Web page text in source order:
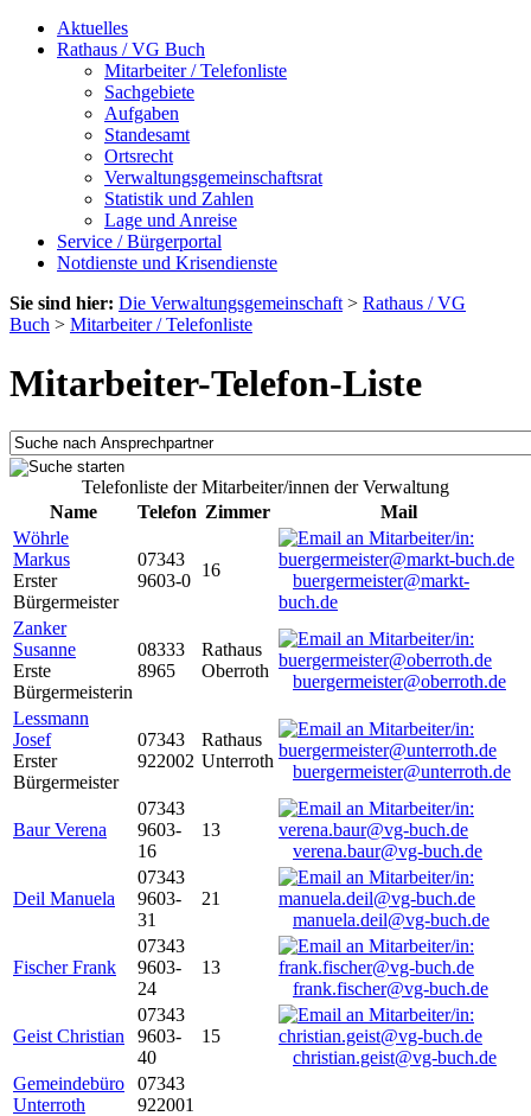
Aktuelles
Rathaus / VG Buch
Mitarbeiter / Telefonliste
Sachgebiete
Aufgaben
Standesamt
Ortsrecht
Verwaltungsgemeinschaftsrat
Statistik und Zahlen
Lage und Anreise
Service / Bürgerportal
Notdienste und Krisendienste
Sie sind hier: Die Verwaltungsgemeinschaft > Rathaus / VG
Buch > Mitarbeiter / Telefonliste
Mitarbeiter-Telefon-Liste
Telefonliste der Mitarbeiter/innen der Verwaltung
Name
Telefon Zimmer
Mail
Wöhrle
Markus
Erster
Bürgermeister
07343
9603-0
16
buergermeister@markt-
buch.de
Zanker
Susanne
Erste
Bürgermeisterin
08333
8965
Rathaus
Oberroth
buergermeister@oberroth.de
Lessmann
Josef
Erster
Bürgermeister
07343
922002
Rathaus
Unterroth
buergermeister@unterroth.de
Baur Verena
07343
9603-
16
13
verena.baur@vg-buch.de
Deil Manuela
07343
9603-
31
21
manuela.deil@vg-buch.de
Fischer Frank
07343
9603-
24
13
frank.fischer@vg-buch.de
Geist Christian
07343
9603-
40
15
christian.geist@vg-buch.de
Gemeindebüro
Unterroth
07343
922001